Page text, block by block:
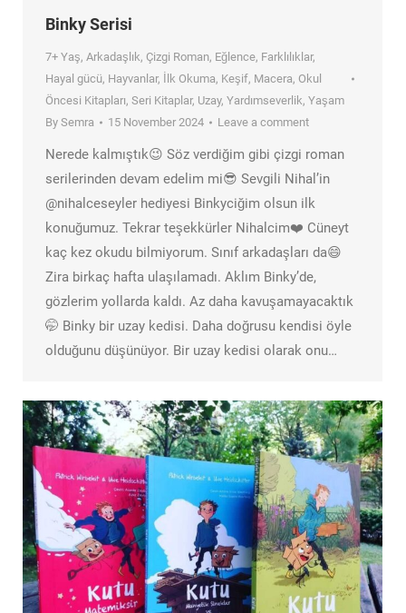
Binky Serisi
7+ Yaş, Arkadaşlık, Çizgi Roman, Eğlence, Farklılıklar,
Hayal gücü, Hayvanlar, İlk Okuma, Keşif, Macera, Okul
Öncesi Kitapları, Seri Kitaplar, Uzay, Yardımseverlik, Yaşam
By Semra 15 November 2024 Leave a comment
Nerede kalmıştık😉 Söz verdiğim gibi çizgi roman
serilerinden devam edelim mi😎 Sevgili Nihal’in
@nihalceseyler hediyesi Binkyciğim olsun ilk
konuğumuz. Tekrar teşekkürler Nihalcim❤️ Cüneyt
kaç kez okudu bilmiyorum. Sınıf arkadaşları da😄
Zira birkaç hafta ulaşılamadı. Aklım Binky’de,
gözlerim yollarda kaldı. Az daha kavuşamayacaktık
🤭 Binky bir uzay kedisi. Daha doğrusu kendisi öyle
olduğunu düşünüyor. Bir uzay kedisi olarak onu…